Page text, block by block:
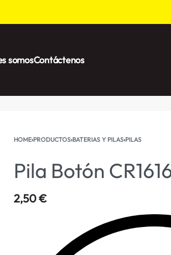
somosContáctenos
HOME›PRODUCTOS›BATERIAS Y PILAS›PILAS
Pila Botón
2,50€